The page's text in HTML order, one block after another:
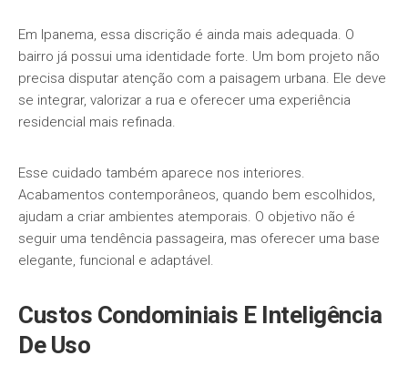
Em Ipanema, essa discrição é ainda mais adequada. O
bairro já possui uma identidade forte. Um bom projeto não
precisa disputar atenção com a paisagem urbana. Ele deve
se integrar, valorizar a rua e oferecer uma experiência
residencial mais refinada.
Esse cuidado também aparece nos interiores.
Acabamentos contemporâneos, quando bem escolhidos,
ajudam a criar ambientes atemporais. O objetivo não é
seguir uma tendência passageira, mas oferecer uma base
elegante, funcional e adaptável.
Custos Condominiais E Inteligência
De Uso